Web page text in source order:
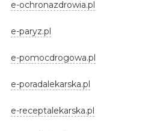
e-ochronazdrowia.pl
e-paryz.pl
e-pomocdrogowa.pl
e-poradalekarska.pl
e-receptalekarska.pl